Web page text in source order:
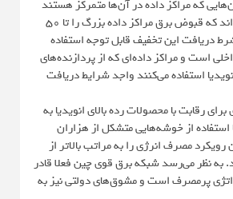
که مراکز داده در آن‌ها متمرکز هستند
یارانه‌هایی را ارائه کرده‌اند که قبوض برق مراکز داده بزرگ را تا ۵۰
این تخفیف قابل توجه استفاده
است و مراکز داده‌ای که از پردازنده‌های
استفاده می‌کنند واجد شرایط دریافت
رقابت با محصولات رده بالای انویدیا به
از خوشه‌هایی متشکل از هزاران
مصرف انرژی را به مراتب بالاتر از
نظر می‌رسد شبکه برق قوی چین فعلا قادر
پرمصرف است و مشوق‌های دولتی نیز به